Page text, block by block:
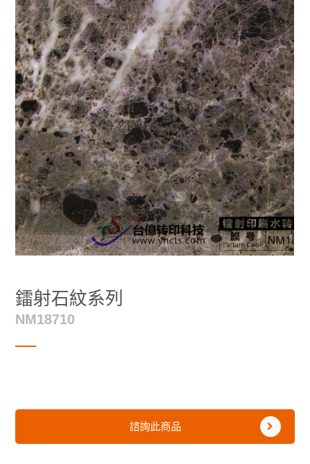
鐳射石紋系列
NM18710
諮詢此商品